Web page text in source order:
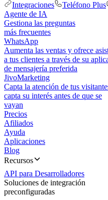
Integraciones
Teléfono Plus
Agente de IA
Gestiona las preguntas
más frecuentes
WhatsApp
Aumenta las ventas y ofrece
a tus clientes a través de su
de mensajería preferida
JivoMarketing
Capta la atención de tus
capta su interés antes de que se
vayan
Precios
Afiliados
Ayuda
Aplicaciones
Blog
Recursos
API para Desarrolladores
Soluciones de integración
preconfiguradas